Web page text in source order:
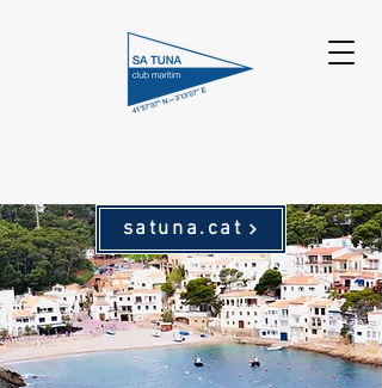
satuna.cat